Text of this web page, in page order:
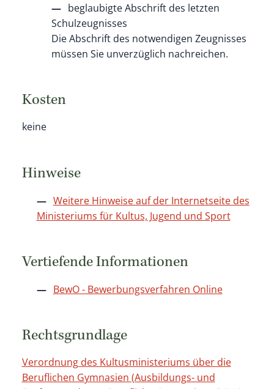
beglaubigte Abschrift des letzten
Schulzeugnisses
Die Abschrift des notwendigen Zeugnisses
müssen Sie unverzüglich nachreichen.
Kosten
keine
Hinweise
Weitere Hinweise auf der Internetseite des
Ministeriums für Kultus, Jugend und Sport
Vertiefende Informationen
BewO - Bewerbungsverfahren Online
Rechtsgrundlage
Verordnung des Kultusministeriums über die
Beruflichen Gymnasien (Ausbildungs- und